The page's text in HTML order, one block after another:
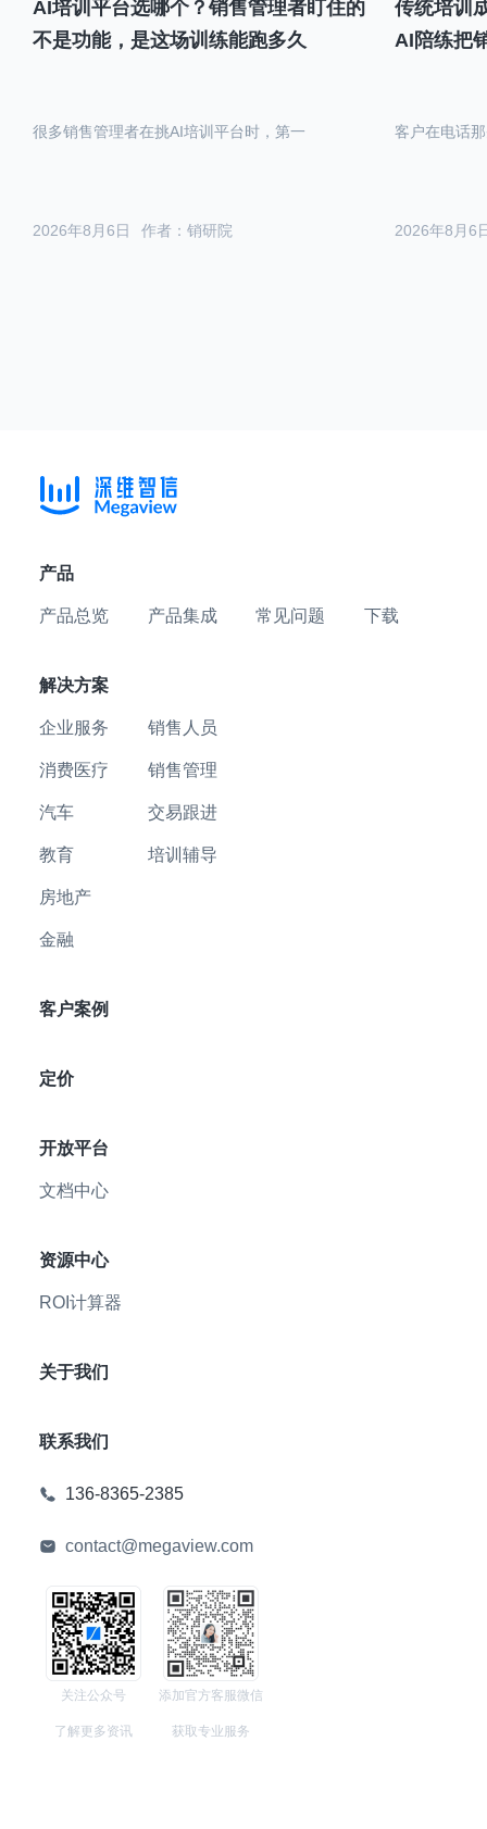
AI培训平台选哪个？销售管理者盯住的
不是功能，是这场训练能跑多久
作者：销研院
2026年8月6日
很多销售管理者在挑AI培训平台时，第一
传统培训
AI陪练把
2026年8月6
客户在电话
产品
产品总览 产品集成 常见问题 下载
解决方案
企业服务
消费医疗
汽车
教育
房地产
金融
销售人员
销售管理
交易跟进
培训辅导
客户案例
定价
开放平台
文档中心
资源中心
ROI计算器
关于我们
联系我们
136-8365-2385
contact@megaview.com
关注公众号
了解更多资讯
添加官方客服微信
获取专业服务